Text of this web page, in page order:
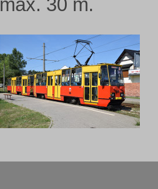
max. 30 m.